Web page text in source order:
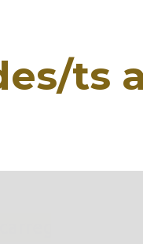
ts